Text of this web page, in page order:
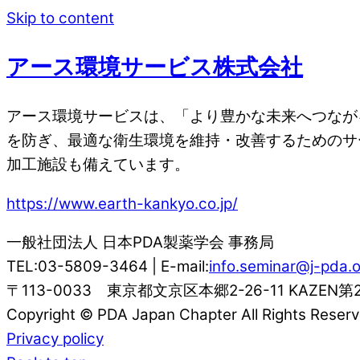
Skip to content
アース環境サービス株式会社
アース環境サービスは、「より豊かな未来へつな
を防ぎ、最適な衛生環境を維持・改善するための
加工施設も備えています。
https://www.earth-kankyo.co.jp/
一般社団法人 日本PDA製薬学会 事務局
TEL:03-5809-3464 | E-mail:info.seminar@j-
〒113-0033 東京都文京区本郷2-26-11 KAZEN第
Copyright © PDA Japan Chapter All Rights
Privacy policy